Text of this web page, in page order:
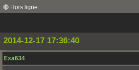
🔴 Hors ligne
2014-12-17 17:36:40
Exa634